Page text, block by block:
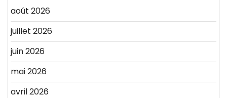
août 2026
juillet 2026
juin 2026
mai 2026
avril 2026